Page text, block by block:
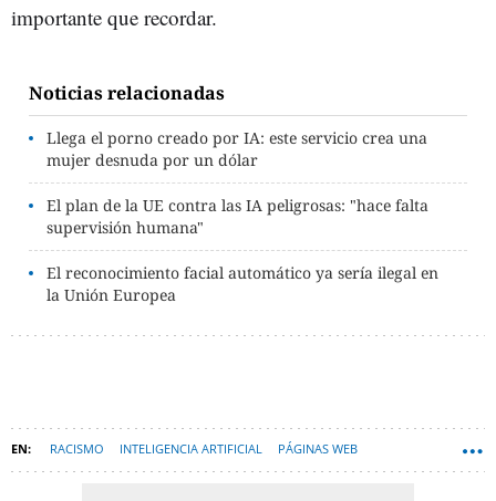
importante que recordar.
Noticias relacionadas
Llega el porno creado por IA: este servicio crea una
mujer desnuda por un dólar
El plan de la UE contra las IA peligrosas: "hace falta
supervisión humana"
El reconocimiento facial automático ya sería ilegal en
la Unión Europea
RACISMO INTELIGENCIA ARTIFICIAL PÁGINAS WEB